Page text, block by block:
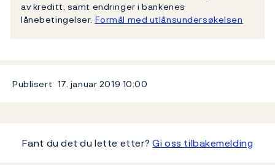
av kreditt, samt endringer i bankenes
lånebetingelser. Formål med utlånsundersøkelsen
Publisert 17. januar 2019 10:00
Fant du det du lette etter?Gi oss tilbakemelding